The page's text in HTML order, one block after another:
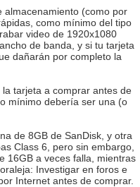
almacenamiento (como por
como mínimo del tipo
video de 1920x1080
de banda, y si tu tarjeta
dañarán por completo la
tarjeta a comprar antes de
mínimo debería ser una (o
de 8GB de SanDisk, y otra
Class 6, pero sin embargo,
16GB a veces falla, mientras
Investigar en foros e
Internet antes de comprar.